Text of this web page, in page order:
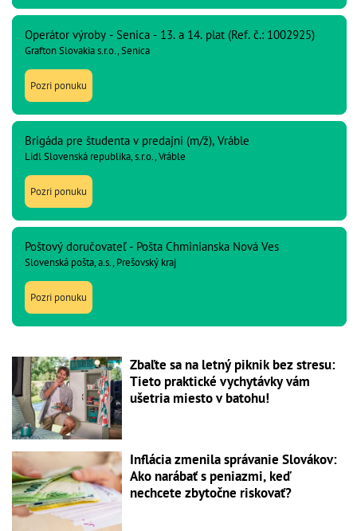
Operátor výroby - Senica - 13. a 14. plat (Ref. č.: 1002925)
Grafton Slovakia s.r.o., Senica
Pozri ponuku
Brigáda pre študenta v predajni (m/ž), Vráble
Lidl Slovenská republika, s.r.o., Vráble
Pozri ponuku
Poštový doručovateľ - Pošta Chminianska Nová Ves
Slovenská pošta, a.s., Prešovský kraj
Pozri ponuku
Zbaľte sa na letný piknik bez stresu:
Tieto praktické vychytávky vám
ušetria miesto v batohu!
Inflácia zmenila správanie Slovákov:
Ako narábať s peniazmi, keď
nechcete zbytočne riskovať?